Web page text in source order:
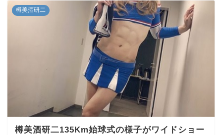
樽美酒研二
樽美酒研二135Km始球式の様子がワイドショー